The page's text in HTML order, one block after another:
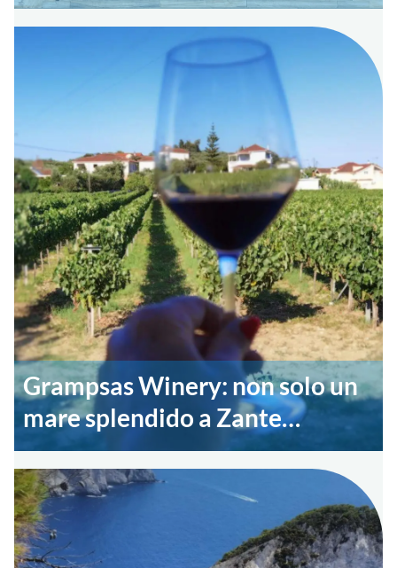
Grampsas Winery: non solo un
mare splendido a Zante…